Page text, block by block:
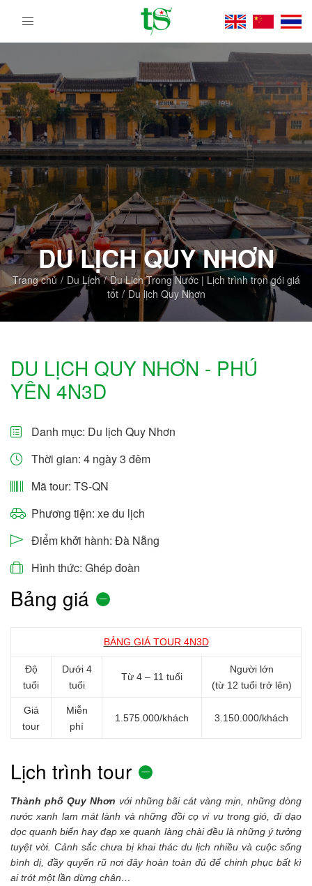
Tour
Lịch
Việt
Nam
Từ
Bắc
Vào
Nam
|
Trường
Sa
Tourist
DMC
DU LỊCH QUY NHƠN
Trang chủ Du Lịch
Du Lịch Trong Nước | Lịch trình trọn gói giá
tốt
Du lịch Quy Nhơn
DU LỊCH QUY NHƠN - PHÚ
YÊN 4N3D
Danh mục: Du lịch Quy Nhơn
Thời gian: 4 ngày 3 đêm
Mã tour: TS-QN
Phương tiện: xe du lịch
Điểm khởi hành: Đà Nẵng
Hình thức: Ghép đoàn
Bảng giá
BẢNG GIÁ TOUR 4N3D
Độ
tuổi
Dưới 4
tuổi
Từ 4 – 11 tuổi
Người lớn
(từ 12 tuổi trở lên)
Giá
tour
Miễn
phí
1.575.000/khách 3.150.000/khách
Lịch trình tour
Thành phố Quy Nhơn với những bãi cát vàng mịn, những dòng
nước xanh lam mát lành và những đồi cọ vi vu trong gió, đi dạo
dọc quanh biển hay đạp xe quanh làng chài đều là những ý tưởng
tuyệt vời. Cảnh sắc chưa bị khai thác du lịch nhiều và cuộc sống
bình dị, đầy quyến rũ nơi đây hoàn toàn đủ để chinh phục bất kì
ai trót một lần dừng chân…